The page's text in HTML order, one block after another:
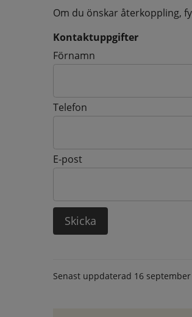
Om du önskar återkoppling,
Kontaktuppgifter
Kontaktuppgifter
Förnamn
Telefon
E-post
Senast uppdaterad 16